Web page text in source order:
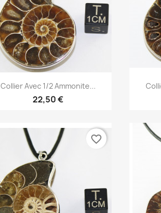
Aperçu rapide
Collier Avec 1/2 Ammonite...
22,50 €
favorite_border